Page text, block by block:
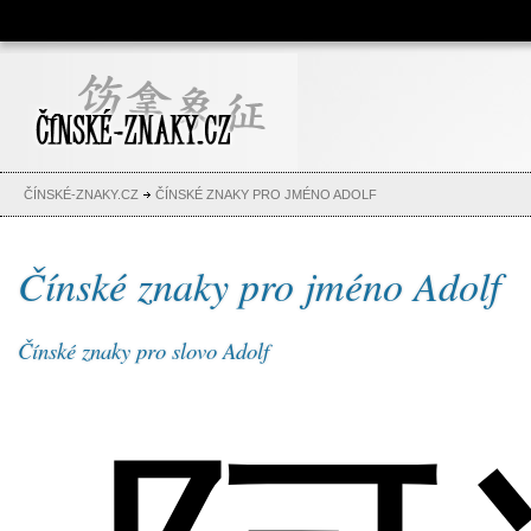
Čínské znaky, česko-čínský
slovník, abeceda, jména,
tetování
ČÍNSKÉ-ZNAKY.CZ ČÍNSKÉ ZNAKY PRO JMÉNO ADOLF
Čínské znaky pro jméno Adolf
Čínské znaky pro slovo Adolf